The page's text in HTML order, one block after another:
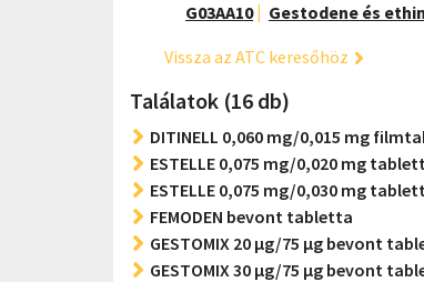
G03AA10
Gestodene és
Vissza az ATC keresőhöz
Találatok (16 db)
DITINELL 0,060 mg/0,015 mg
ESTELLE 0,075 mg/0,020 mg
ESTELLE 0,075 mg/0,030 mg
FEMODEN bevont tabletta
GESTOMIX 20 µg/75 µg bevont
GESTOMIX 30 µg/75 µg bevont